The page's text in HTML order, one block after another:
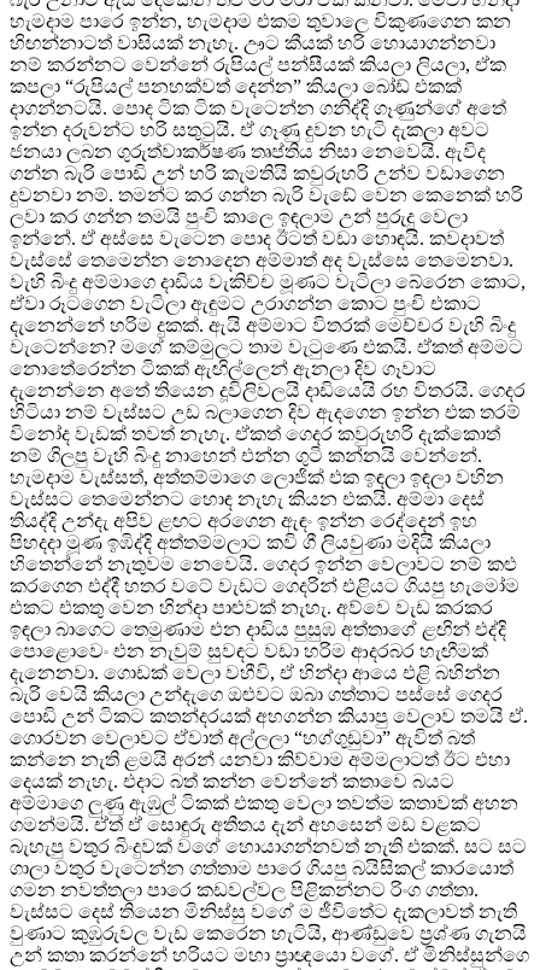
හැමදාම පාරෙ ඉන්න, හැමදාම එකම තුවාලෙ විකුණගෙන කන
හිඟන්නාටත් වාසියක් නැහැ. ඌට කීයක් හරි හොයාගන්නවා
නම් කරන්නට වෙන්නේ රුපියල් පන්සීයක් කියලා ලියලා, ඒක
කපලා “රුපියල් පනහක්වත් දෙන්න” කියලා බෝඩ් එකක්
දාගන්නටයි. පොද ටික ටික වැටෙන්න ගනිද්දි ගෑණුන්ගේ අතේ
ඉන්න දරුවන්ට හරි සතුටුයි. ඒ ගෑණු දුවන හැටි දැකලා අවට
ජනයා ලබන ගුරුත්වාකර්ෂණ තෘප්තිය නිසා නෙවෙයි. ඇවිද
ගන්න බැරි පොඩි උන් හරි කැමතියි කවුරුහරි උන්ව වඩාගෙන
දුවනවා නම්. තමන්ට කර ගන්න බැරි වැඩේ වෙන කෙනෙක් හරි
ලවා කර ගන්න තමයි පුංචි කාලෙ ඉඳලාම උන් පුරුදු වෙලා
ඉන්නේ. ඒ අස්සෙ වැටෙන පොද ඊටත් වඩා හොඳයි. කවදාවත්
වැස්සේ තෙමෙන්න නොදෙන අම්මාත් අද වැස්සෙ තෙමෙනවා.
වැහි බිංදු අම්මාගෙ දාඩිය වැකිච්ච මූණට වැටිලා බේරෙන කොට,
ඒවා රූටගෙන වැටිලා ඇඳුමට උරාගන්න කොට පුංචි එකාට
දැනෙන්නේ හරිම දුකක්. ඇයි අම්මාට විතරක් මෙච්චර වැහි බිංදු
වැටෙන්නෙ? මගේ කම්මුලට තාම වැටුණෙ එකයි. ඒකත් අම්මට
නොතේරෙන්න ටිකක් ඇඟිල්ලෙන් ඇනලා දිව ගෑවාට
දැනෙන්නෙ අතේ තියෙන දූවිලිවලයි දාඩියෙයි රහ විතරයි. ගෙදර
හිටියා නම් වැස්සට උඩ බලාගෙන දිව ඇදගෙන ඉන්න එක තරම්
විනෝද වැඩක් තවත් නැහැ. ඒකත් ගෙදර කවුරුහරි දැක්කොත්
නම් ගිලපු වැහි බිංදු නාහෙන් එන්න ගුටි කන්නයි වෙන්නේ.
හැමදාම වැස්සත්, අත්තම්මාගෙ ලොජික් එක ඉඳලා ඉඳලා වහින
වැස්සට තෙමෙන්නට හොඳ නැහැ කියන එකයි. අම්මා දෙස්
තියද්දි උන්දැ අපිව ළඟට අරගෙන ඇඳං ඉන්න රෙද්දෙන් ඉහ
පිහදදා මූණ ඉඹිද්දි අත්තම්මලාට කවි ගී ලියවුණා මදියි කියලා
හිතෙන්නේ නැතුවම නෙවෙයි. ගෙදර ඉන්න වෙලාවට නම් කළු
කරගෙන එද්දී හතර වටේ වැඩට ගෙදරින් එළියට ගියපු හැමෝම
එකට එකතු වෙන හින්දා පාළුවක් නැහැ. අව්වෙ වැඩ කරකර
ඉඳලා බාගෙට තෙමුණාම එන දාඩිය පුසුඹ අත්තාගේ ළඟින් එද්දි
පොළොවෙං එන නැවුම් සුවඳට වඩා හරිම ආදරබර හැඟීමක්
දැනෙනවා. ගොඩක් වෙලා වහීවි, ඒ හින්දා ආයෙ එළි බහින්න
බැරි වෙයි කියලා උන්දැගෙ ඔළුවට ඔබා ගත්තාට පස්සේ ගෙදර
පොඩි උන් ටිකට කතන්දරයක් අහගන්න කියාපු වෙලාව තමයි ඒ.
ගොරවන වෙලාවට ඒවාත් අල්ලලා “හග්ගුඩුවා” ඇවිත් බත්
කන්නෙ නැති ළමයි අරන් යනවා කිව්වාම අම්මලාටත් ඊට එහා
දෙයක් නැහැ. එදාට බත් කන්න වෙන්නේ කතාවෙ බයට
අම්මාගෙ ලුණු ඇඹුල් ටිකක් එකතු වෙලා තවත්ම කතාවක් අහන
ගමන්මයි. ඒත් ඒ සොඳුරු අතීතය දැන් අහසෙන් මඩ වළකට
බැහැපු වතුර බිංදුවක් වගේ හොයාගන්නවත් නැති එකක්. සට සට
ගාලා වතුර වැටෙන්න ගත්තාම පාරෙ ගියපු බයිසිකල් කාරයොත්
ගමන නවත්තලා පාරෙ කඩවල්වල පිළිකන්නට රිංග ගත්තා.
වැස්සට දෙස් තියෙන මිනිස්සු වගේ ම ජීවිතේට දැකලාවත් නැති
වුණාට කුඹුරුවල වැඩ කෙරෙන හැටියි, ආණ්ඩුවෙ ප්‍රශ්ණ ගැනයි
උන් කතා කරන්නේ හරියට මහා ප්‍රාඥයො වගේ. ඒ මිනිස්සුන්ගෙ